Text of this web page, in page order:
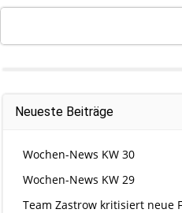
Neueste Beiträge
Wochen-News KW 30
Wochen-News KW 29
Team Zastrow kritisiert neue